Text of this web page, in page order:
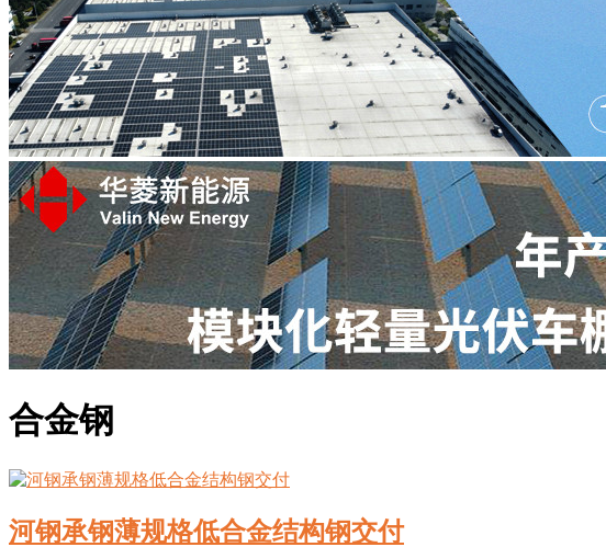
合金钢
河钢承钢薄规格低合金结构钢交付